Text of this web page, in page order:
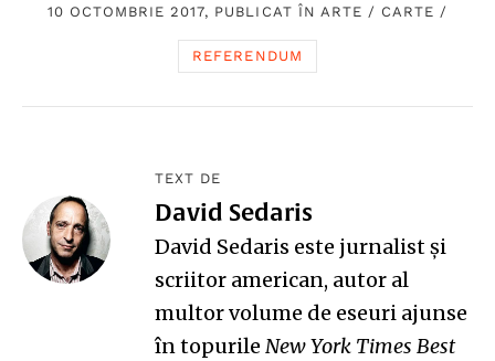
10 OCTOMBRIE 2017, PUBLICAT ÎN ARTE / CARTE /
REFERENDUM
TEXT DE
David Sedaris
David Sedaris este jurnalist și
scriitor american, autor al
multor volume de eseuri ajunse
în topurile New York Times Best